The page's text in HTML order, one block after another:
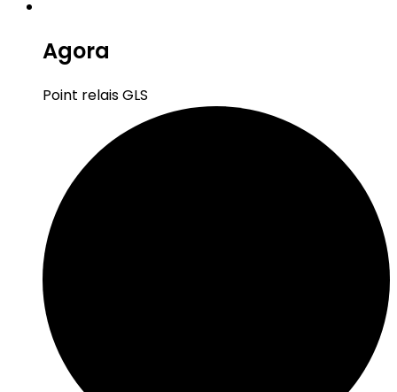
Agora
Point relais GLS